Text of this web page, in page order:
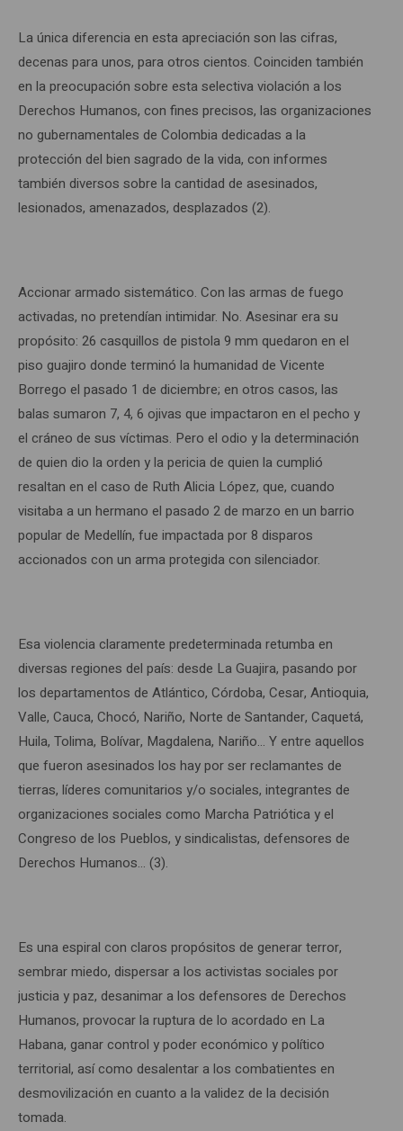
La única diferencia en esta apreciación son las cifras,
decenas para unos, para otros cientos. Coinciden también
en la preocupación sobre esta selectiva violación a los
Derechos Humanos, con fines precisos, las organizaciones
no gubernamentales de Colombia dedicadas a la
protección del bien sagrado de la vida, con informes
también diversos sobre la cantidad de asesinados,
lesionados, amenazados, desplazados (2).
Accionar armado sistemático. Con las armas de fuego
activadas, no pretendían intimidar. No. Asesinar era su
propósito: 26 casquillos de pistola 9 mm quedaron en el
piso guajiro donde terminó la humanidad de Vicente
Borrego el pasado 1 de diciembre; en otros casos, las
balas sumaron 7, 4, 6 ojivas que impactaron en el pecho y
el cráneo de sus víctimas. Pero el odio y la determinación
de quien dio la orden y la pericia de quien la cumplió
resaltan en el caso de Ruth Alicia López, que, cuando
visitaba a un hermano el pasado 2 de marzo en un barrio
popular de Medellín, fue impactada por 8 disparos
accionados con un arma protegida con silenciador.
Esa violencia claramente predeterminada retumba en
diversas regiones del país: desde La Guajira, pasando por
los departamentos de Atlántico, Córdoba, Cesar, Antioquia,
Valle, Cauca, Chocó, Nariño, Norte de Santander, Caquetá,
Huila, Tolima, Bolívar, Magdalena, Nariño… Y entre aquellos
que fueron asesinados los hay por ser reclamantes de
tierras, líderes comunitarios y/o sociales, integrantes de
organizaciones sociales como Marcha Patriótica y el
Congreso de los Pueblos, y sindicalistas, defensores de
Derechos Humanos… (3).
Es una espiral con claros propósitos de generar terror,
sembrar miedo, dispersar a los activistas sociales por
justicia y paz, desanimar a los defensores de Derechos
Humanos, provocar la ruptura de lo acordado en La
Habana, ganar control y poder económico y político
territorial, así como desalentar a los combatientes en
desmovilización en cuanto a la validez de la decisión
tomada.